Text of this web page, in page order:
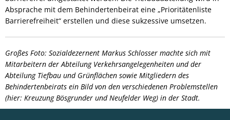
Absprache mit dem Behindertenbeirat eine „Prioritätenliste
Barrierefreiheit“ erstellen und diese sukzessive umsetzen.
Großes Foto: Sozialdezernent Markus Schlosser machte sich mit
Mitarbeitern der Abteilung Verkehrsangelegenheiten und der
Abteilung Tiefbau und Grünflächen sowie Mitgliedern des
Behindertenbeirats ein Bild von den verschiedenen Problemstellen
(hier: Kreuzung Bösgrunder und Neufelder Weg) in der Stadt.